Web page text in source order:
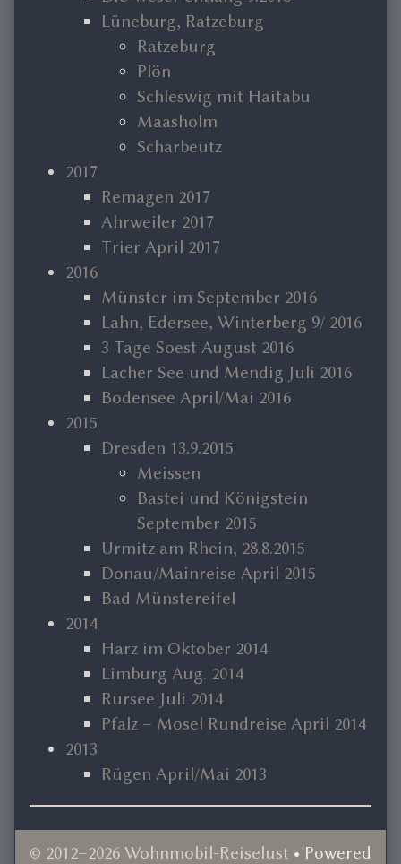
Lüneburg, Ratzeburg
Ratzeburg
Plön
Schleswig mit Haitabu
Maasholm
Scharbeutz
2017
Remagen 2017
Ahrweiler 2017
Trier April 2017
2016
Münster im September 2016
Lahn, Edersee, Winterberg 9/ 2016
3 Tage Soest August 2016
Lacher See und Mendig Juli 2016
Bodensee April/Mai 2016
2015
Dresden 13.9.2015
Meissen
Bastei und Königstein
September 2015
Urmitz am Rhein, 28.8.2015
Donau/Mainreise April 2015
Bad Münstereifel
2014
Harz im Oktober 2014
Limburg Aug. 2014
Rursee Juli 2014
Pfalz – Mosel Rundreise April 2014
2013
Rügen April/Mai 2013
© 2012–2026 Wohnmobil-Reiselust • Powered